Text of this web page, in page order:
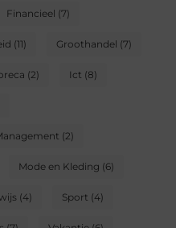
Financieel (7)
(11) Groothandel (7)
(2) Ict (8)
(2)
Mode en Kleding (6)
(4) Sport (4)